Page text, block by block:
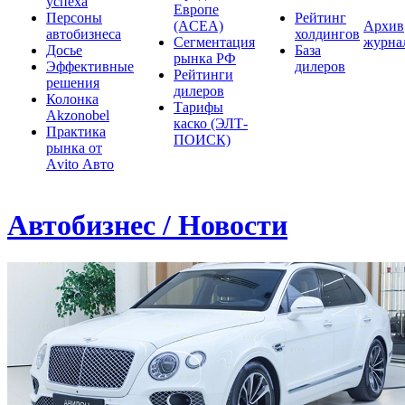
Персоны
автобизнеса
Досье
Эффективные
решения
Колонка
Akzonobel
Практика
рынка от
Аvito Авто
Европе
(ACEA)
Сегментация
рынка РФ
Рейтинги
дилеров
Тарифы
каско (ЭЛТ-
ПОИСК)
Рейтинг
холдингов
База
дилеров
Архив
Автобизнес / Новости